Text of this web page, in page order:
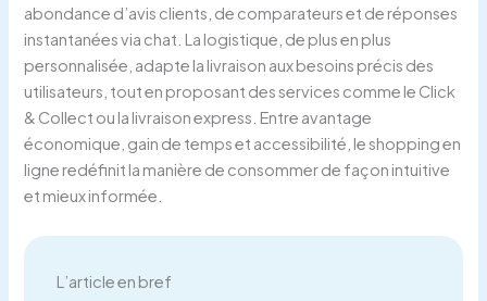
abondance d’avis clients, de comparateurs et de réponses
instantanées via chat. La logistique, de plus en plus
personnalisée, adapte la livraison aux besoins précis des
utilisateurs, tout en proposant des services comme le Click
& Collect ou la livraison express. Entre avantage
économique, gain de temps et accessibilité, le shopping en
ligne redéfinit la manière de consommer de façon intuitive
et mieux informée.
L’article en bref